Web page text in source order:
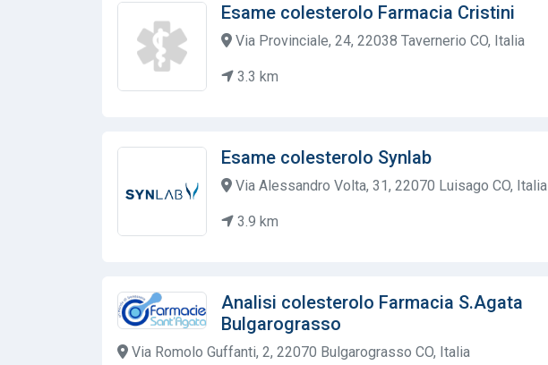
Esame colesterolo Farmacia Cristini
Via Provinciale, 24, 22038 Tavernerio CO, Italia
3.3 km
Esame colesterolo Synlab
Via Alessandro Volta, 31, 22070 Luisago CO, Italia
3.9 km
Analisi colesterolo Farmacia S.Agata
Bulgarograsso
Via Romolo Guffanti, 2, 22070 Bulgarograsso CO, Italia